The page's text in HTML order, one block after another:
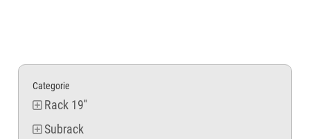
Categorie
Rack 19''
Subrack